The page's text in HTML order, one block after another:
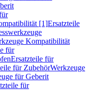
[1]Ersatzteile
Kompatibilität
für
Ersatzteile für
für ZubehörWerkzeuge
für Geberit
für